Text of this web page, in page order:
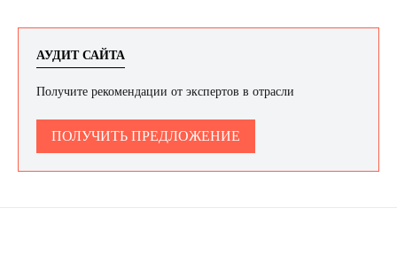
АУДИТ САЙТА
Получите рекомендации от экспертов в отрасли
ПОЛУЧИТЬ ПРЕДЛОЖЕНИЕ